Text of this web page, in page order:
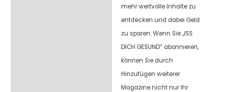
mehr wertvolle Inhalte zu
entdecken und dabei Geld
zu sparen. Wenn Sie „ISS
DICH GESUND“ abonnieren,
können Sie durch
Hinzufügen weiterer
Magazine nicht nur Ihr